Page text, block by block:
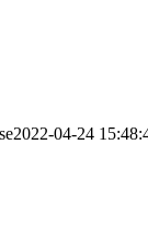
2022-04-24